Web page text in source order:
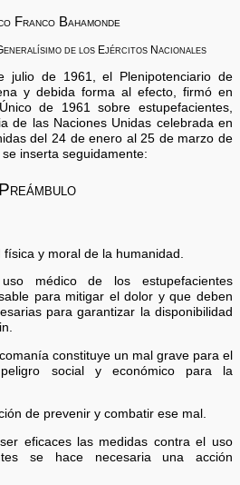
Franco Bahamonde
de los Ejércitos Nacionales
julio de 1961, el Plenipotenciario de
y debida forma al efecto, firmó en
de 1961 sobre estupefacientes,
de las Naciones Unidas celebrada en
del 24 de enero al 25 de marzo de
inserta seguidamente:
Preámbulo
y moral de la humanidad.
médico de los estupefacientes
para mitigar el dolor y que deben
para garantizar la disponibilidad
constituye un mal grave para el
social y económico para la
de prevenir y combatir ese mal.
eficaces las medidas contra el uso
se hace necesaria una acción